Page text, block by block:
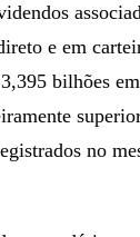
e em
bilhões em
no